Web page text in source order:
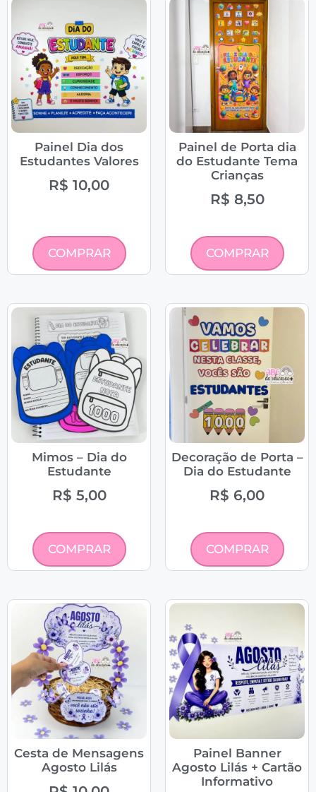
Painel Dia dos
Estudantes Valores
R$ 10,00
COMPRAR
Painel de Porta dia
do Estudante Tema
Crianças
R$ 8,50
COMPRAR
Mimos – Dia do
Estudante
R$ 5,00
COMPRAR
Decoração de Porta –
Dia do Estudante
R$ 6,00
COMPRAR
Cesta de Mensagens
Agosto Lilás
Painel Banner
Agosto Lilás + Cartão
Informativo